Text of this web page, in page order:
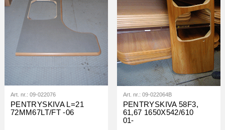
Art. nr.: 09-022076
PENTRYSKIVA L=21
72MM67LT/FT -06
Art. nr.: 09-022064B
PENTRYSKIVA 58F3,
61,67 1650X542/610
01-